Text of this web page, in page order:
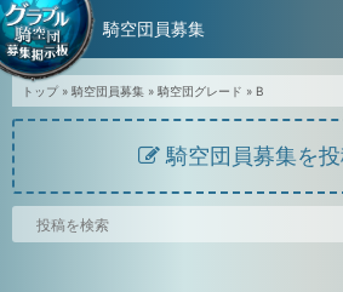
トップ» 騎空団員募集 » 騎空団グレード » B
騎空団員募集を投
騎
騎空団員募集